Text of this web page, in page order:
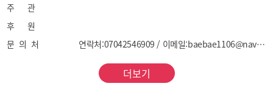
주 관
후 원
문 의 처
연락처:07042546909 / 이메일:baebae1106@naver.com
더보기